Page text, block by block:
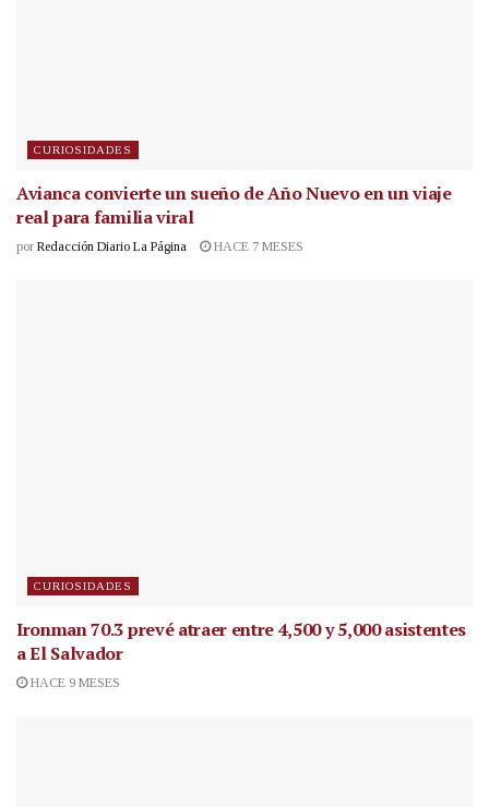
CURIOSIDADES
Avianca convierte un sueño de Año Nuevo en un viaje
real para familia viral
por Redacción Diario La Página HACE 7 MESES
CURIOSIDADES
Ironman 70.3 prevé atraer entre 4,500 y 5,000 asistentes
a El Salvador
HACE 9 MESES